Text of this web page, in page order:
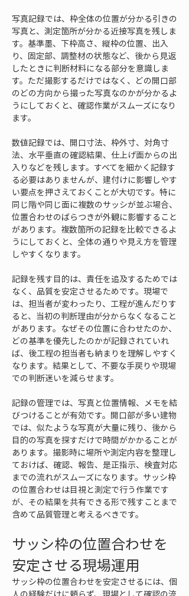
写真記録では、枠全体の位置が分かる引きの
写真と、測定箇所が分かる近接写真を残しま
す。基準墨、下枠高さ、縦枠の位置、出入
り、固定部、調整材の状態など、後から見返
したときに判断材料になる部分を意識しま
す。ただ撮影するだけではなく、どの開口部
のどの方向から撮った写真なのかが分かるよ
うにしておくと、確認作業がスムーズになり
ます。
数値記録では、開口寸法、枠外寸、対角寸
法、水平垂直の確認結果、仕上げ面からの出
入りなどを残します。すべてを細かく記録す
る必要はありませんが、建付けに影響しやす
い要点を押さえておくことが大切です。特に
同じ階や同じ面に複数のサッシが並ぶ場合、
位置合わせのばらつきが外観に影響すること
があります。複数箇所の記録を比較できるよ
うにしておくと、全体の通りや見え方を管理
しやすくなります。
記録を残す目的は、責任を追及するためでは
なく、品質を安定させるためです。現場で
は、担当者が変わったり、工程が進んだりす
ると、当初の判断理由が分からなくなること
があります。なぜその位置に合わせたのか、
どの基準を優先したのかが記録されていれ
ば、後工程の担当者も納まりを理解しやすく
なります。結果として、不要な手戻りや現場
での判断迷いを減らせます。
記録の管理では、写真と位置情報、メモを結
びつけることが有効です。開口部が多い建物
では、似たような写真が大量に残り、後から
目的の写真を探すだけで時間がかかることが
あります。撮影時に場所や測定内容を整理し
ておけば、確認、報告、是正指示、検査対応
までの流れがスムーズになります。サッシ枠
の位置合わせは目視と測定で行う作業です
が、その結果を共有できる形で残すことまで
含めて品質管理と考えるべきです。
サッシ枠の位置合わせを
安定させる現場運用
サッシ枠の位置合わせを安定させるには、個
人の経験だけに頼らず、現場として確認の流